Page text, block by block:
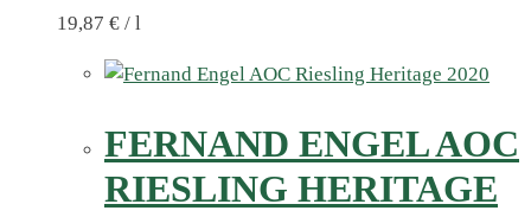
19,87 € / l
FERNAND ENGEL AOC
RIESLING HERITAGE